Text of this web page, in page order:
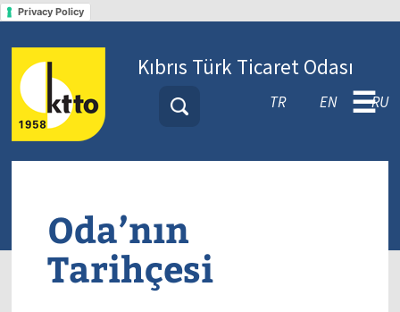
Privacy Policy
Kıbrıs Türk Ticaret Odası
TR EN RU
☰
Oda’nın
Tarihçesi